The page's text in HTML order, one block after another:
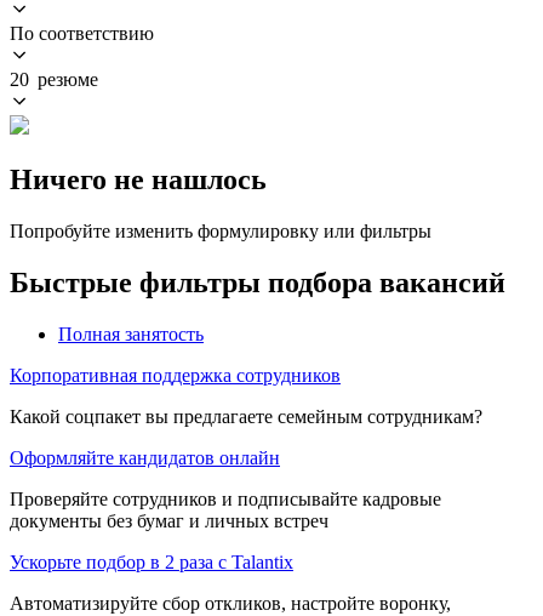
По соответствию
20 резюме
Ничего не нашлось
Попробуйте изменить формулировку или фильтры
Быстрые фильтры подбора вакансий
Полная занятость
Корпоративная поддержка сотрудников
Какой соцпакет вы предлагаете семейным сотрудникам?
Оформляйте кандидатов онлайн
Проверяйте сотрудников и подписывайте кадровые
документы без бумаг и личных встреч
Ускорьте подбор в 2 раза с Talantix
Автоматизируйте сбор откликов, настройте воронку,